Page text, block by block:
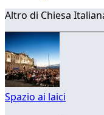
Altro di Chiesa
Spazio ai laici